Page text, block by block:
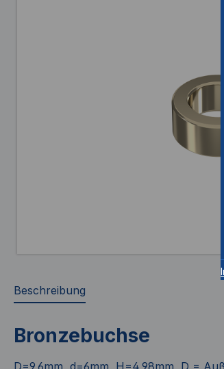
Beschreibung
Bronzebuchse
D=9,6mm, d=6mm, H=4,98mm, D =